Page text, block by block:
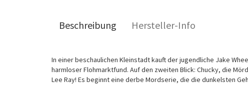
Beschreibung Hersteller-Info
In einer beschaulichen Kleinstadt kauft der jugendliche Jake
harmloser Flohmarktfund. Auf den zweiten Blick: Chucky, die
Lee Ray! Es beginnt eine derbe Mordserie, die die dunkelsten